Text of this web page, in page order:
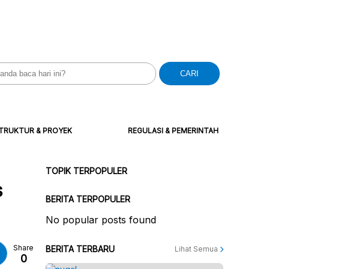
CARI
& PROYEK REGULASI & PEMERINTAH
Share
0
TOPIK TERPOPULER
BERITA TERPOPULER
No popular posts found
BERITA TERBARU Lihat Semua